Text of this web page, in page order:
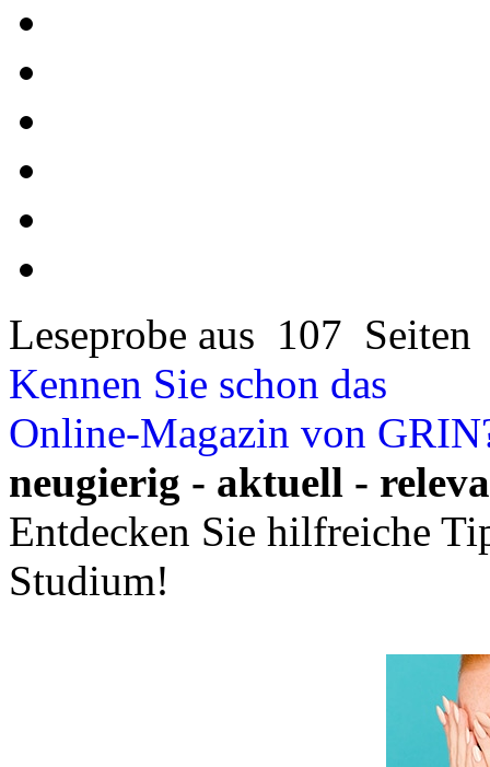
Leseprobe aus 107 Seiten
Kennen Sie schon das
Online-Magazin von
neugierig - aktuell -
Entdecken Sie hilfreiche
Studium!